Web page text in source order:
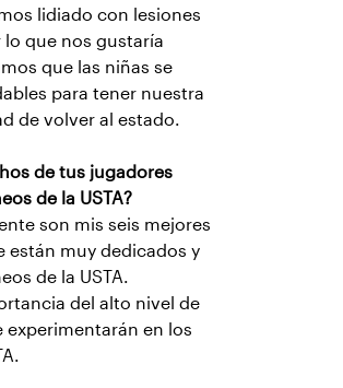
lidiado con lesiones
que nos gustaría
que las niñas se
para tener nuestra
de volver al estado.
de tus jugadores
de la USTA?
son mis seis mejores
están muy dedicados y
de la USTA.
del alto nivel de
en los